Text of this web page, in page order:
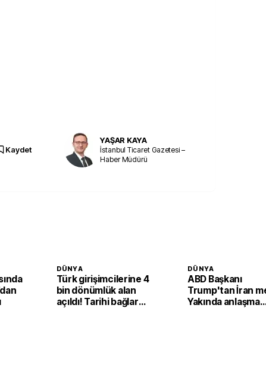
Kaydet
YAŞAR KAYA
İstanbul Ticaret Gazetesi –
Haber Müdürü
DÜNYA
Türk girişimcilerine 4
bin dönümlük alan
açıldı! Tarihi bağlar
DÜNYA
ABD Başkanı
Trump'tan İran
Yakında anlaşma